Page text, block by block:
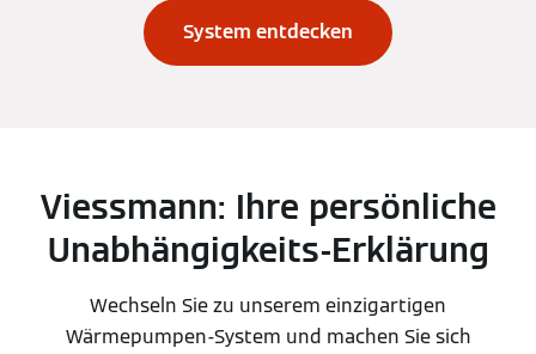
System entdecken
Viessmann: Ihre persönliche
Unabhängigkeits-Erklärung
Wechseln Sie zu unserem einzigartigen
Wärmepumpen-System und machen Sie sich